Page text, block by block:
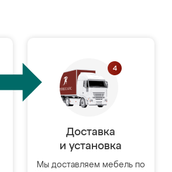
Доставка
и установка
Мы доставляем мебель по